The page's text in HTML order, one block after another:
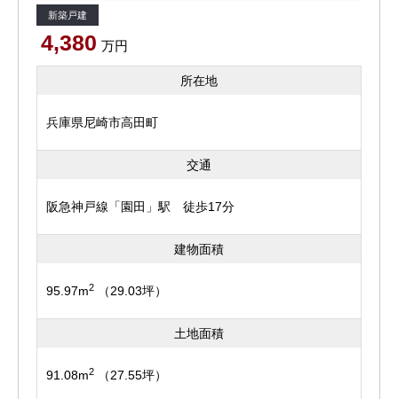
新築戸建
4,380 万円
所在地
兵庫県尼崎市高田町
交通
阪急神戸線「園田」駅 徒歩17分
建物面積
95.97m2 （29.03坪）
土地面積
91.08m2 （27.55坪）